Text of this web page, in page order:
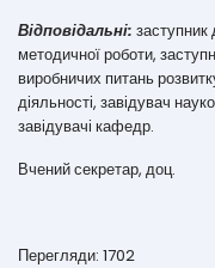
Відповідальні: заступник
методичної роботи,
виробничих питань
діяльності, завідувач
завідувачі кафедр.
Вчений
Перегляди: 1702